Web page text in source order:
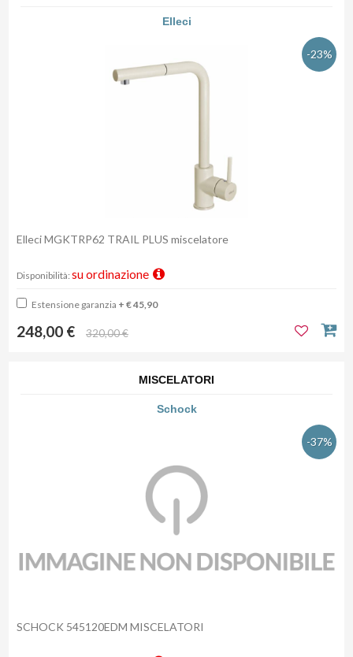
Elleci
-23%
Elleci MGKTRP62 TRAIL PLUS miscelatore
Disponibilità: su ordinazione
Estensione garanzia + € 45,90
248,00 € 320,00 €
MISCELATORI
Schock
-37%
SCHOCK 545120EDM MISCELATORI